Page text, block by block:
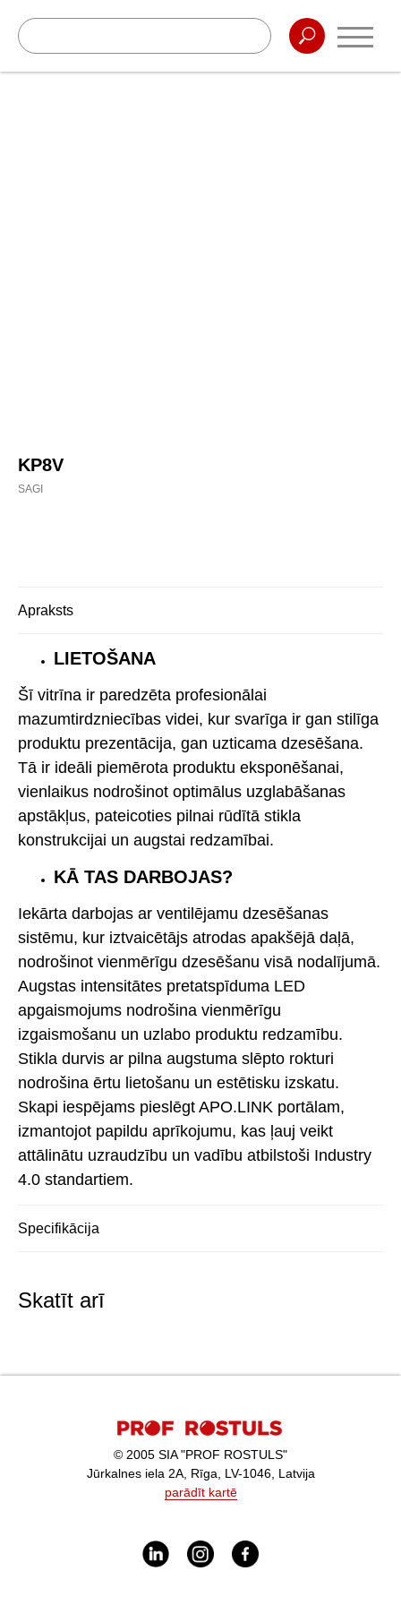
KP8V
SAGI
Apraksts
LIETOŠANA
Šī vitrīna ir paredzēta profesionālai
mazumtirdzniecības videi, kur svarīga ir gan stilīga
produktu prezentācija, gan uzticama dzesēšana.
Tā ir ideāli piemērota produktu eksponēšanai,
vienlaikus nodrošinot optimālus uzglabāšanas
apstākļus, pateicoties pilnai rūdītā stikla
konstrukcijai un augstai redzamībai.
KĀ TAS DARBOJAS?
Iekārta darbojas ar ventilējamu dzesēšanas
sistēmu, kur iztvaicētājs atrodas apakšējā daļā,
nodrošinot vienmērīgu dzesēšanu visā nodalījumā.
Augstas intensitātes pretatspīduma LED
apgaismojums nodrošina vienmērīgu
izgaismošanu un uzlabo produktu redzamību.
Stikla durvis ar pilna augstuma slēpto rokturi
nodrošina ērtu lietošanu un estētisku izskatu.
Skapi iespējams pieslēgt APO.LINK portālam,
izmantojot papildu aprīkojumu, kas ļauj veikt
attālinātu uzraudzību un vadību atbilstoši Industry
4.0 standartiem.
Specifikācija
Skatīt arī
© 2005 SIA "PROF ROSTULS"
Jūrkalnes iela 2A, Rīga, LV-1046, Latvija
parādīt kartē